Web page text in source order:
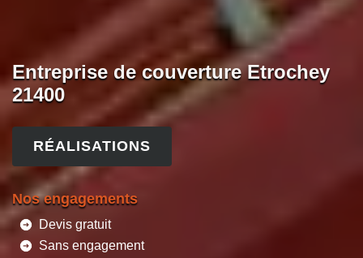
Entreprise de couverture Etrochey
21400
RÉALISATIONS
Nos engagements
Devis gratuit
Sans engagement